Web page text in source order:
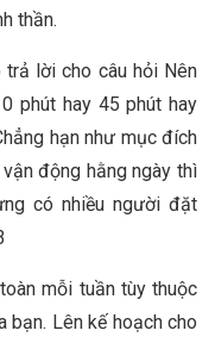
thần.
trả lời cho câu hỏi Nên
phút hay 45 phút hay
hạn như mục đích
động hằng ngày thì
có nhiều người đặt
mỗi tuần tùy thuộc
bạn. Lên kế hoạch cho